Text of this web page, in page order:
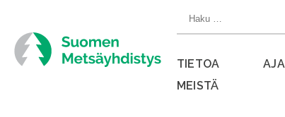
sisältöön
Haku:
TIETOA
MEISTÄ